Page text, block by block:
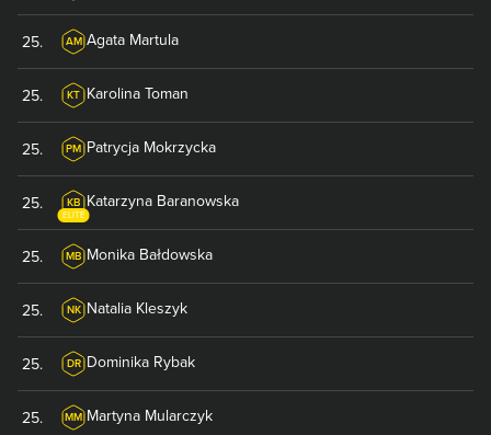
25. AM Agata Martula
25. KT Karolina Toman
25. PM Patrycja Mokrzycka
25. KB
ELITE
Katarzyna Baranowska
25. MB Monika Bałdowska
25. NK Natalia Kleszyk
25. DR Dominika Rybak
25. MM Martyna Mularczyk